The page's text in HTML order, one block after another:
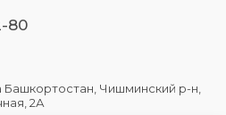
80
Башкортостан, Чишминский р-н,
2А